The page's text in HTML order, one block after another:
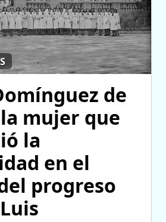
de
mujer que
la
en el
progreso